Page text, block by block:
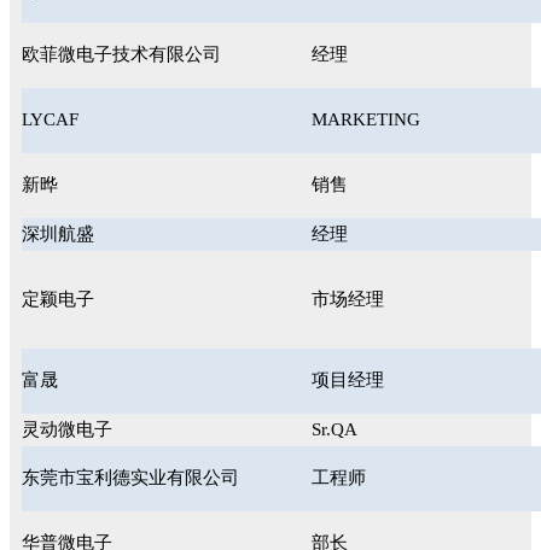
欧菲微电子技术有限公司 经理
LYCAF MARKETING
新晔 销售
深圳航盛 经理
定颖电子 市场经理
富晟 项目经理
灵动微电子 Sr.QA
东莞市宝利德实业有限公司 工程师
华普微电子 部长